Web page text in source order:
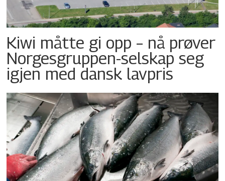
Kiwi måtte gi opp – nå prøver
Norgesgruppen-selskap seg
igjen med dansk lavpris